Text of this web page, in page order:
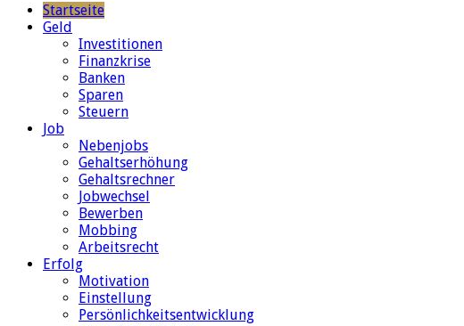
Startseite
Geld
Investitionen
Finanzkrise
Banken
Sparen
Steuern
Job
Nebenjobs
Gehaltserhöhung
Gehaltsrechner
Jobwechsel
Bewerben
Mobbing
Arbeitsrecht
Erfolg
Motivation
Einstellung
Persönlichkeitsentwicklung